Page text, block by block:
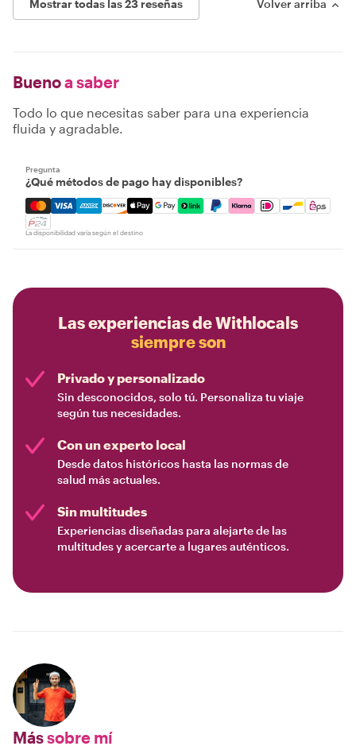
Mostrar todas las 23 reseñas Volver arriba
Buenoa saber
Todo lo que necesitas saber para una experiencia
fluida y agradable.
Pregunta
¿Qué métodos de pago hay disponibles?
Mastercard, Visa, Amex, Discover, Apple Pay, Google
La disponibilidad varía según el destino
Las experiencias de Withlocals
siempre son
Privado y personalizado
Sin desconocidos, solo tú. Personaliza tu viaje
según tus necesidades.
Con un experto local
Desde datos históricos hasta las normas de
salud más actuales.
Sin multitudes
Experiencias diseñadas para alejarte de las
multitudes y acercarte a lugares auténticos.
Mássobre mí